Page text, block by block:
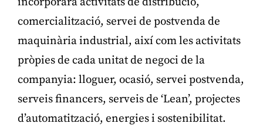
comercialització, servei de postvenda de
maquinària industrial, així com les activitats
pròpies de cada unitat de negoci de la
companyia: lloguer, ocasió, servei postvenda,
serveis financers, serveis de ‘Lean’, projectes
d’automatització, energies i sostenibilitat.